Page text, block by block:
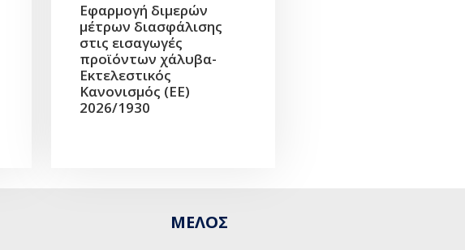
Εφαρμογή διμερών
μέτρων διασφάλισης
στις εισαγωγές
προϊόντων χάλυβα-
Εκτελεστικός
Κανονισμός (ΕΕ)
2026/1930
ΜΕΛΟΣ